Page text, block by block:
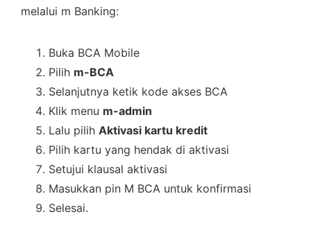
melalui m Banking:
Buka BCA Mobile
Pilih m-BCA
Selanjutnya ketik kode akses BCA
Klik menu m-admin
Lalu pilih Aktivasi kartu kredit
Pilih kartu yang hendak di aktivasi
Setujui klausal aktivasi
Masukkan pin M BCA untuk konfirmasi
Selesai.